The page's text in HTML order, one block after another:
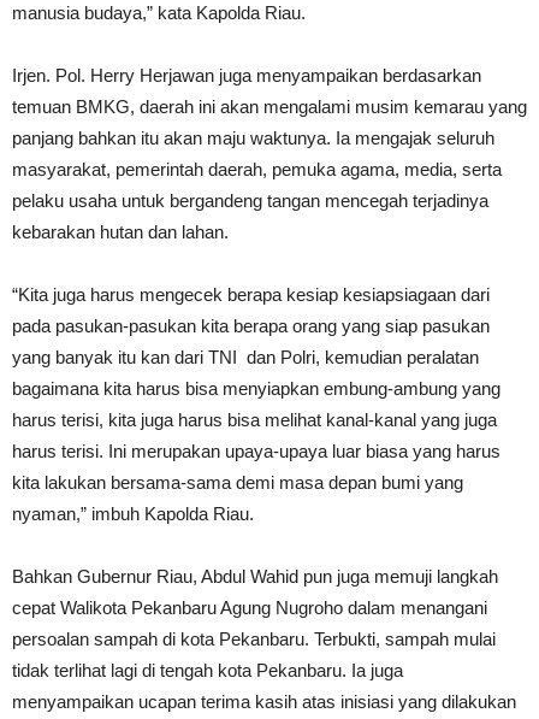
manusia budaya,” kata Kapolda Riau.
Irjen. Pol. Herry Herjawan juga menyampaikan berdasarkan
temuan BMKG, daerah ini akan mengalami musim kemarau yang
panjang bahkan itu akan maju waktunya. Ia mengajak seluruh
masyarakat, pemerintah daerah, pemuka agama, media, serta
pelaku usaha untuk bergandeng tangan mencegah terjadinya
kebarakan hutan dan lahan.
“Kita juga harus mengecek berapa kesiap kesiapsiagaan dari
pada pasukan-pasukan kita berapa orang yang siap pasukan
yang banyak itu kan dari TNI dan Polri, kemudian peralatan
bagaimana kita harus bisa menyiapkan embung-ambung yang
harus terisi, kita juga harus bisa melihat kanal-kanal yang juga
harus terisi. Ini merupakan upaya-upaya luar biasa yang harus
kita lakukan bersama-sama demi masa depan bumi yang
nyaman,” imbuh Kapolda Riau.
Bahkan Gubernur Riau, Abdul Wahid pun juga memuji langkah
cepat Walikota Pekanbaru Agung Nugroho dalam menangani
persoalan sampah di kota Pekanbaru. Terbukti, sampah mulai
tidak terlihat lagi di tengah kota Pekanbaru. Ia juga
menyampaikan ucapan terima kasih atas inisiasi yang dilakukan